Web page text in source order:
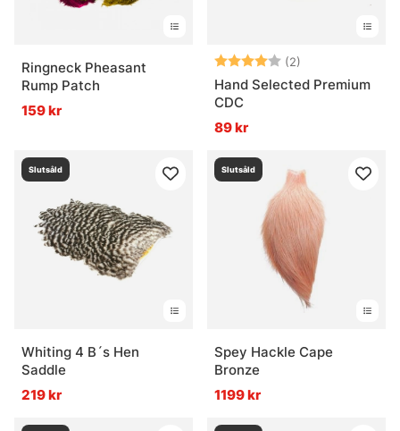
Ringneck Pheasant
Rump Patch
159 kr
Betyg: (2)
Hand Selected Premium
CDC
89 kr
Slutsåld
Whiting 4 B´s Hen
Saddle
219 kr
Slutsåld
Spey Hackle Cape
Bronze
1199 kr